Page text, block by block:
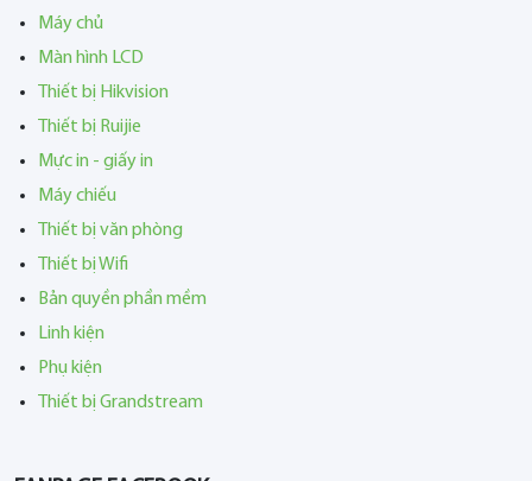
Máy chủ
Màn hình LCD
Thiết bị Hikvision
Thiết bị Ruijie
Mực in - giấy in
Máy chiếu
Thiết bị văn phòng
Thiết bị Wifi
Bản quyền phần mềm
Linh kiện
Phụ kiện
Thiết bị Grandstream